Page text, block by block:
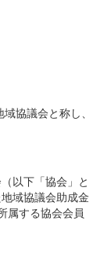
協議会と称し、
以下「協会」と
域協議会助成金
属する協会会員